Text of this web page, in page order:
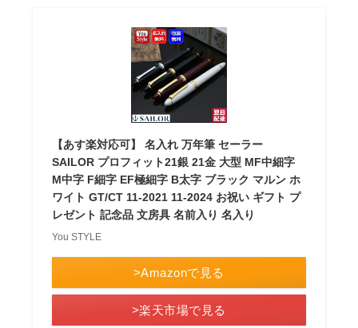
【あす楽対応可】 名入れ 万年筆 セーラー
SAILOR プロフィット21銀 21金 大型 MF中細字
M中字 F細字 EF極細字 B太字 ブラック マルン ホ
ワイト GT/CT 11-2021 11-2024 お祝い ギフト プ
レゼント 記念品 文房具 名前入り 名入り
You STYLE
>Amazonで見る
>楽天市場で見る